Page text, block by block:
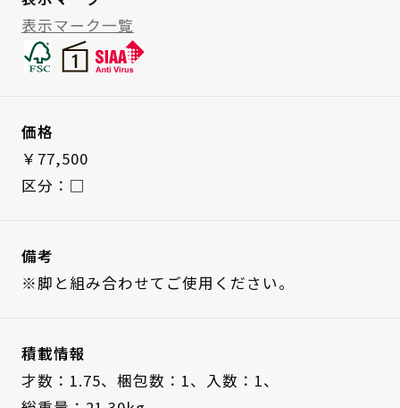
表示マーク一覧
価格
￥77,500
区分：□
備考
※脚と組み合わせてご使用ください。
積載情報
才数：1.75、 梱包数：1、
入数：1、